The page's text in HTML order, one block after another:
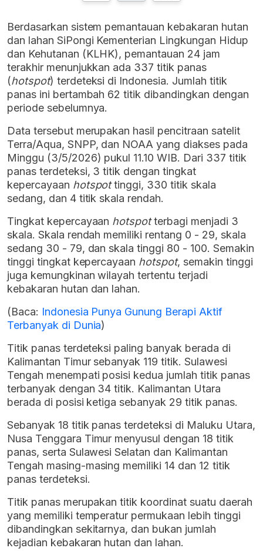
Berdasarkan sistem pemantauan kebakaran hutan
dan lahan SiPongi Kementerian Lingkungan Hidup
dan Kehutanan (KLHK), pemantauan 24 jam
terakhir menunjukkan ada 337 titik panas
(hotspot) terdeteksi di Indonesia. Jumlah titik
panas ini bertambah 62 titik dibandingkan dengan
periode sebelumnya.
Data tersebut merupakan hasil pencitraan satelit
Terra/Aqua, SNPP, dan NOAA yang diakses pada
Minggu (3/5/2026) pukul 11.10 WIB. Dari 337 titik
panas terdeteksi, 3 titik dengan tingkat
kepercayaan hotspottinggi, 330 titik skala
sedang, dan 4 titik skala rendah.
Tingkat kepercayaan hotspotterbagi menjadi 3
skala. Skala rendah memiliki rentang 0 - 29, skala
sedang 30 - 79, dan skala tinggi 80 - 100. Semakin
tinggi tingkat kepercayaan hotspot, semakin tinggi
juga kemungkinan wilayah tertentu terjadi
kebakaran hutan dan lahan.
(Baca: Indonesia Punya Gunung Berapi Aktif
Terbanyak di Dunia)
Titik panas terdeteksi paling banyak berada di
Kalimantan Timur sebanyak 119 titik. Sulawesi
Tengah menempati posisi kedua jumlah titik panas
terbanyak dengan 34 titik. Kalimantan Utara
berada di posisi ketiga sebanyak 29 titik panas.
Sebanyak 18 titik panas terdeteksi di Maluku Utara,
Nusa Tenggara Timur menyusul dengan 18 titik
panas, serta Sulawesi Selatan dan Kalimantan
Tengah masing-masing memiliki 14 dan 12 titik
panas terdeteksi.
Titik panas merupakan titik koordinat suatu daerah
yang memiliki temperatur permukaan lebih tinggi
dibandingkan sekitarnya, dan bukan jumlah
kejadian kebakaran hutan dan lahan.